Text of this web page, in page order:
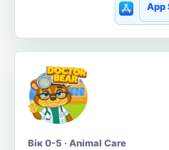
App
Вік 0-5 · Animal Care